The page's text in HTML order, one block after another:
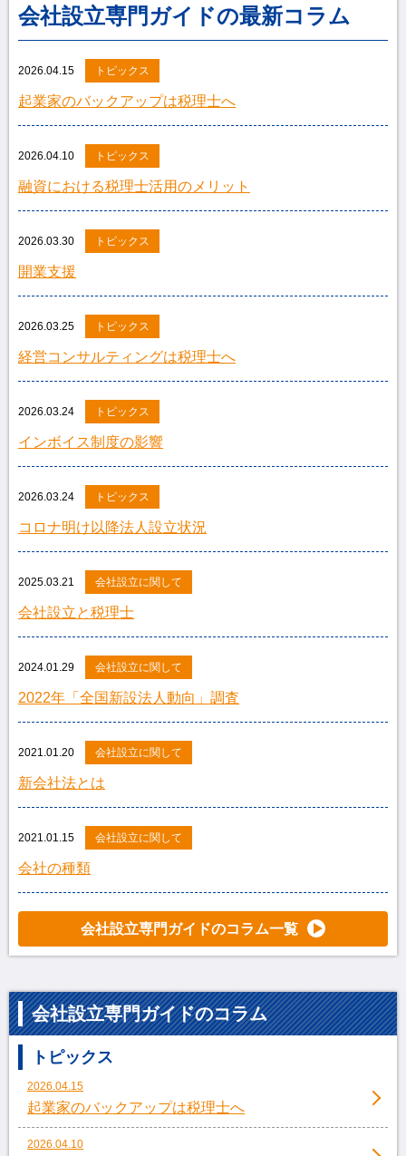
会社設立専門ガイドの最新コラム
2026.04.15 トピックス
起業家のバックアップは税理士へ
2026.04.10 トピックス
融資における税理士活用のメリット
2026.03.30 トピックス
開業支援
2026.03.25 トピックス
経営コンサルティングは税理士へ
2026.03.24 トピックス
インボイス制度の影響
2026.03.24 トピックス
コロナ明け以降法人設立状況
2025.03.21 会社設立に関して
会社設立と税理士
2024.01.29 会社設立に関して
2022年「全国新設法人動向」調査
2021.01.20 会社設立に関して
新会社法とは
2021.01.15 会社設立に関して
会社の種類
会社設立専門ガイドのコラム一覧
会社設立専門ガイドのコラム
トピックス
2026.04.15
起業家のバックアップは税理士へ
2026.04.10